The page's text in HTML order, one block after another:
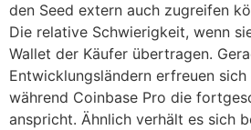
den Seed extern auch zugreifen
Die relative Schwierigkeit, wenn
Wallet der Käufer übertragen.
Entwicklungsländern erfreuen
während Coinbase Pro die
anspricht. Ähnlich verhält es sich